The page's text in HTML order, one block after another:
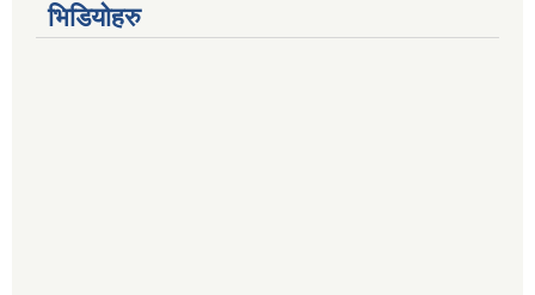
भिडियोहरु